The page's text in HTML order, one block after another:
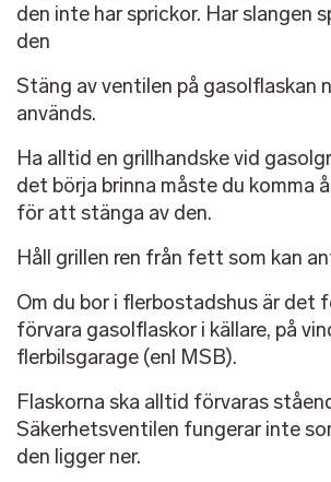
den inte har sprickor. Har slangen
den
Stäng av ventilen på gasolflaskan
används.
Ha alltid en grillhandske vid
det börja brinna måste du komma
för att stänga av den.
Håll grillen ren från fett som kan
Om du bor i flerbostadshus är det
förvara gasolflaskor i källare, på
flerbilsgarage (enl MSB).
Flaskorna ska alltid förvaras
Säkerhetsventilen fungerar inte
den ligger ner.